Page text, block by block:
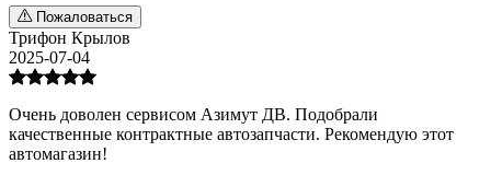
Пожаловаться
Трифон Крылов
2025-07-04
Очень доволен сервисом Азимут ДВ. Подобрали
качественные контрактные автозапчасти. Рекомендую этот
автомагазин!